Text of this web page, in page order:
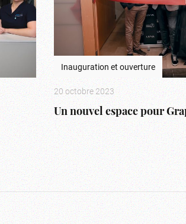
Inauguration et ouverture
20 octobre 2023
Un nouvel espace pour